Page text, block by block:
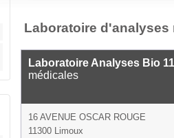
Laboratoire
Laboratoire Analyses Bio
médicales
16 AVENUE OSCAR ROUGE
11300 Limoux